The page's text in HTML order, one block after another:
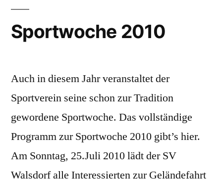
Sportwoche 2010
Auch in diesem Jahr veranstaltet der
Sportverein seine schon zur Tradition
gewordene Sportwoche. Das vollständige
Programm zur Sportwoche 2010 gibt’s hier.
Am Sonntag, 25.Juli 2010 lädt der SV
Walsdorf alle Interessierten zur Geländefahrt